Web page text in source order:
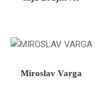
Miroslav Varga